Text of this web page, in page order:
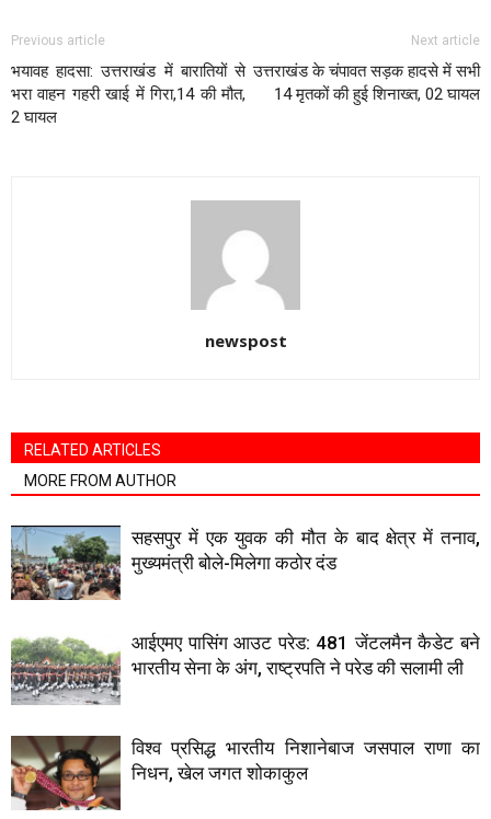
Previous article
भयावह हादसा: उत्तराखंड में बारातियों से
भरा वाहन गहरी खाई में गिरा,14 की मौत,
2 घायल
Next article
उत्तराखंड के चंपावत सड़क हादसे में सभी
14 मृतकों की हुई शिनाख्त, 02 घायल
newspost
RELATED ARTICLES
MORE FROM AUTHOR
सहसपुर में एक युवक की मौत के बाद क्षेत्र में तनाव,
मुख्यमंत्री बोले-मिलेगा कठोर दंड
आईएमए पासिंग आउट परेड: 481 जेंटलमैन कैडेट बने
भारतीय सेना के अंग, राष्ट्रपति ने परेड की सलामी ली
विश्व प्रसिद्ध भारतीय निशानेबाज जसपाल राणा का
निधन, खेल जगत शोकाकुल